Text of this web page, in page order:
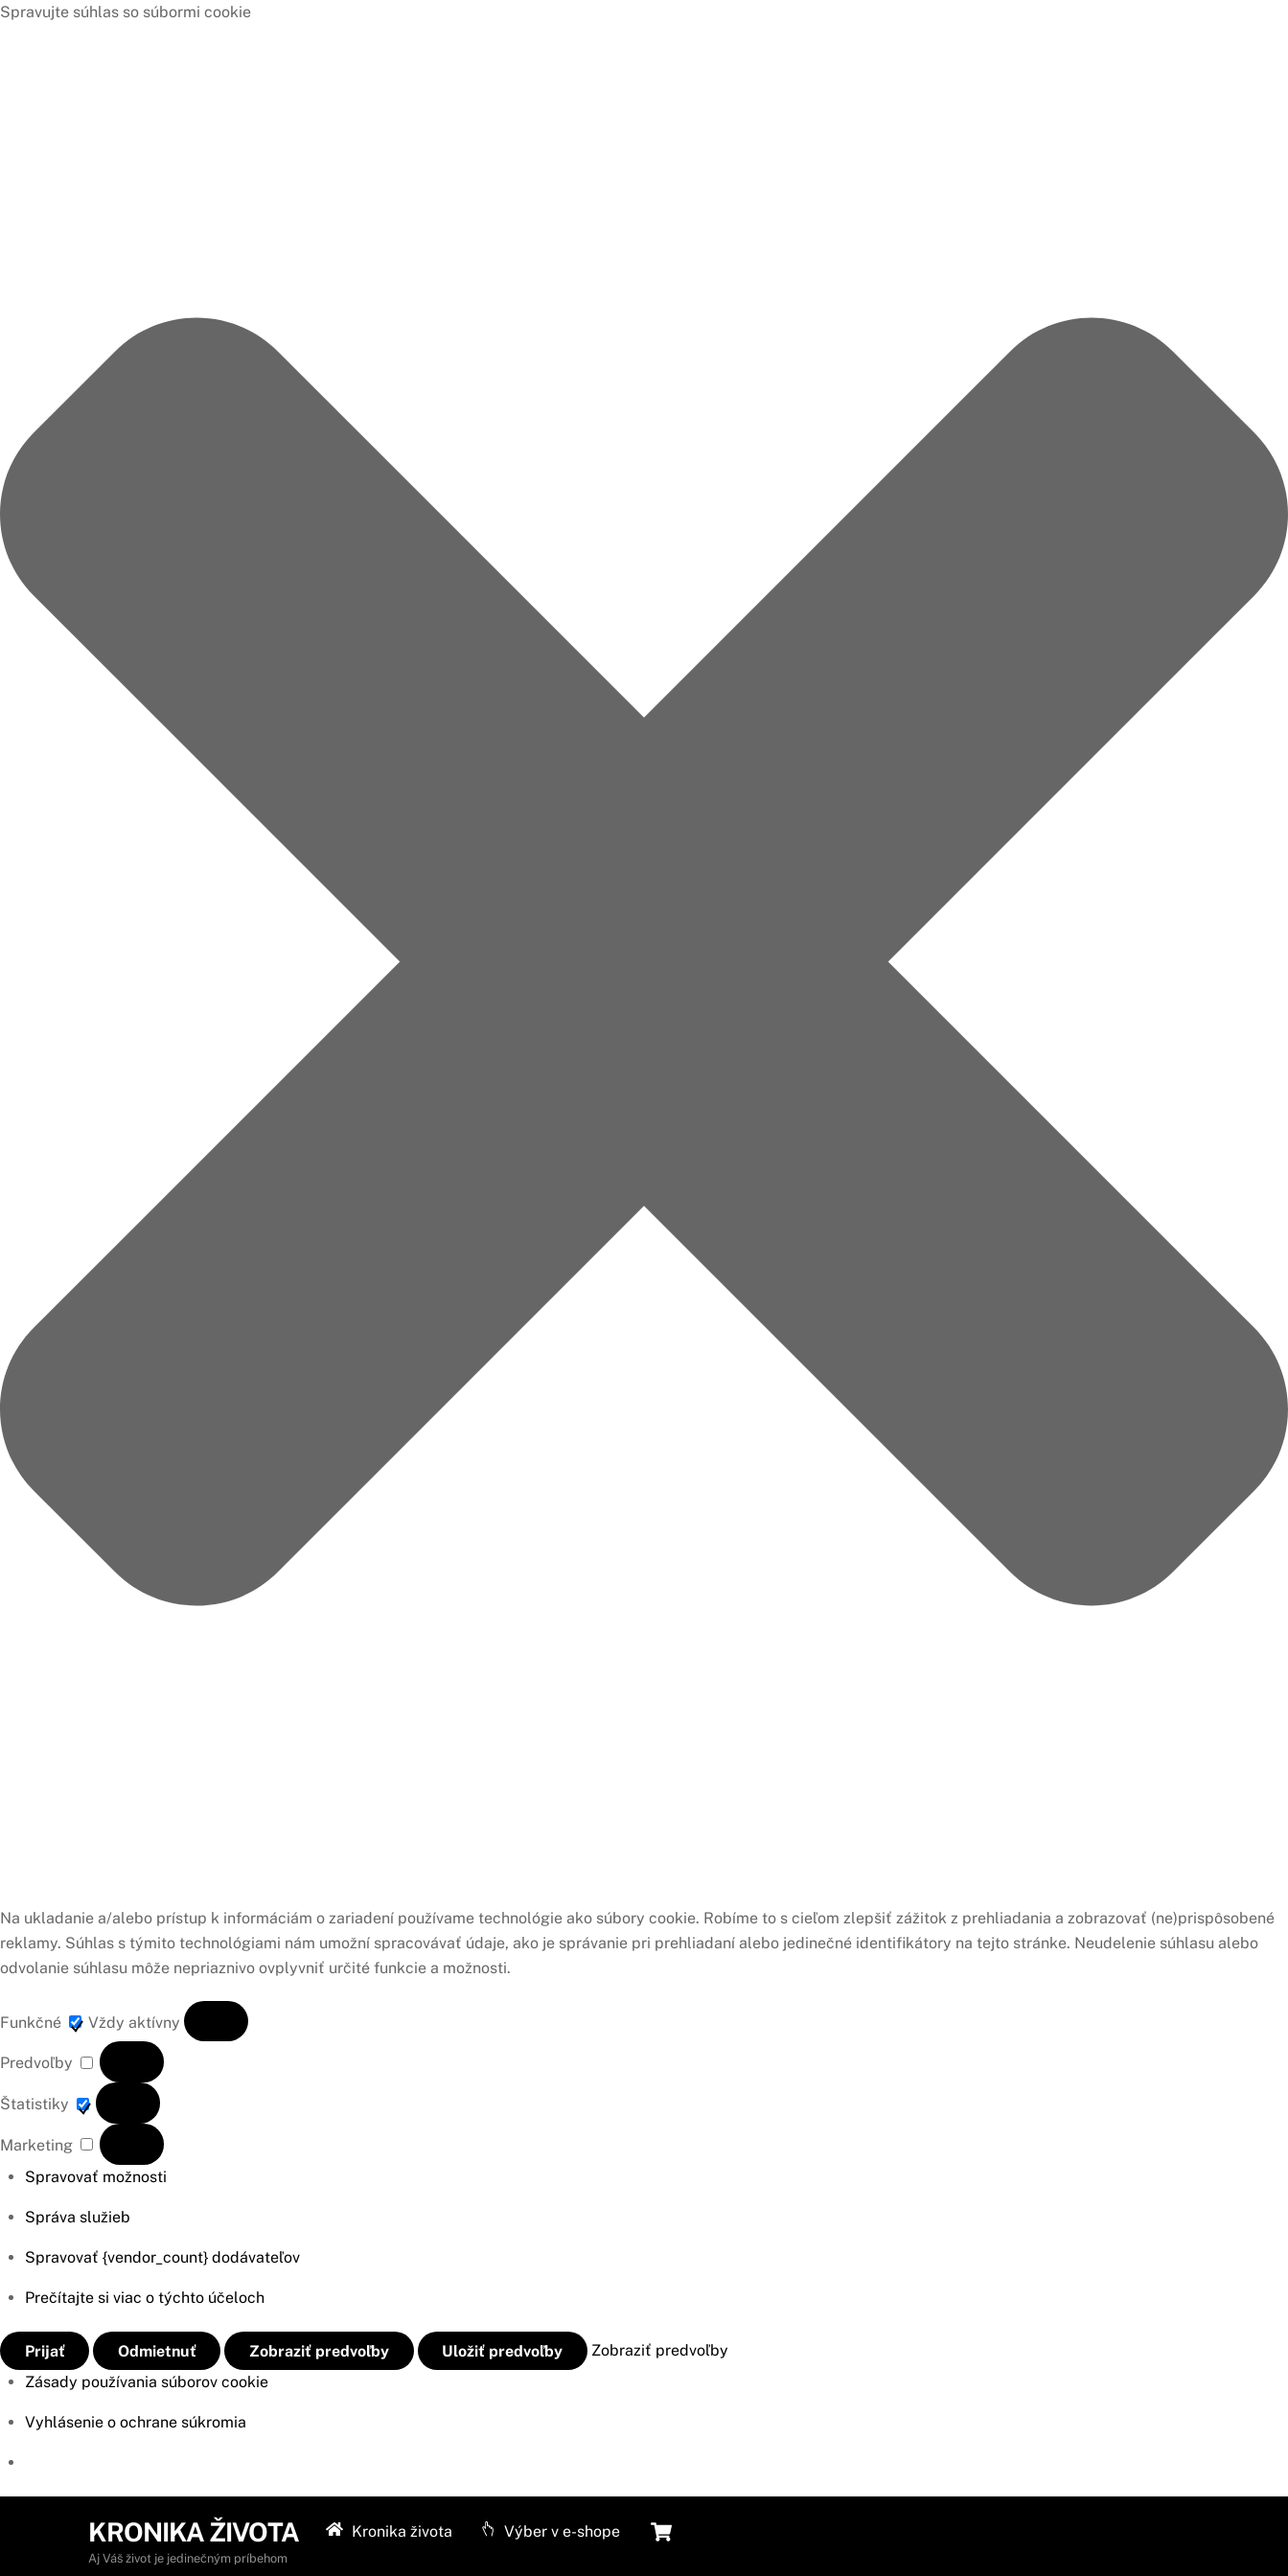
Spravujte súhlas so súbormi cookie
Na ukladanie a/alebo prístup k informáciám o zariadení používame technológie ako súbory cookie. Robíme to s cieľom zlepšiť zážitok z prehliadania a zobrazovať (ne)prispôsobené
reklamy. Súhlas s týmito technológiami nám umožní spracovávať údaje, ako je správanie pri prehliadaní alebo jedinečné identifikátory na tejto stránke. Neudelenie súhlasu alebo
odvolanie súhlasu môže nepriaznivo ovplyvniť určité funkcie a možnosti.
Funkčné Vždy aktívny
Predvoľby
Predvoľby
Štatistiky
Štatistiky
Marketing
Marketing
Spravovať možnosti
Správa služieb
Spravovať {vendor_count} dodávateľov
Prečítajte si viac o týchto účeloch
Prijať Odmietnuť Zobraziť predvoľby Uložiť predvoľby
Zobraziť predvoľby
Zásady používania súborov cookie
Vyhlásenie o ochrane súkromia
KRONIKA ŽIVOTA
Aj Váš život je jedinečným príbehom
Kronika života Výber v e-shope